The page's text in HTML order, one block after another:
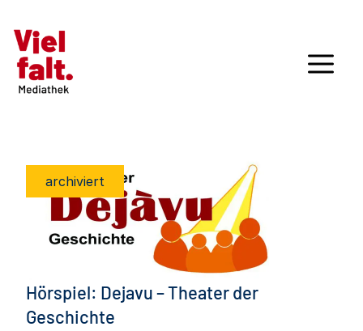
archiviert
Hörspiel: Dejavu – Theater der
Geschichte